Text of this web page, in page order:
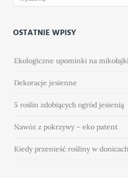
OSTATNIE WPISY
Ekologiczne upominki na
Dekoracje jesienne
5 roślin zdobiących ogród jesienią
Nawóz z pokrzywy – eko patent
Kiedy przenieść rośliny w